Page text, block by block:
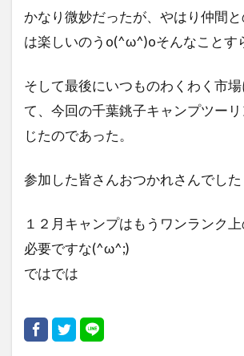
かなり微妙だったが、やはり仲間
は楽しいのうo(^ω^)oそんなことす
そして最後にいつものわくわく市
て、今回の千葉銚子キャンプツー
じたのであった。
参加した皆さんおつかれさんでした
１２月キャンプはもうワンランク
必要ですな(^ω^;)
ではでは